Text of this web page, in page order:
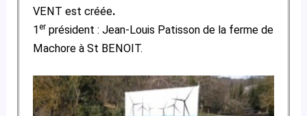
VENT est créée.
1er président : Jean-Louis Patisson de la ferme de
Machore à St BENOIT.